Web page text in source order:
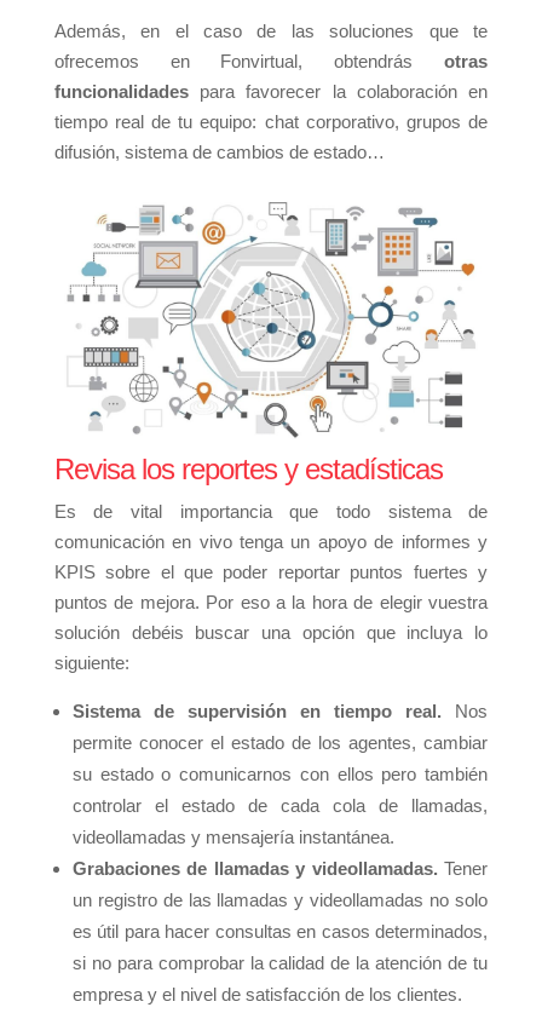
Además, en el caso de las soluciones que te
ofrecemos en Fonvirtual, obtendrásotras
funcionalidadespara favorecer la colaboración en
tiempo real de tu equipo: chat corporativo, grupos de
difusión, sistema de cambios de estado…
Revisa los reportes y estadísticas
Es de vital importancia que todo sistema de
comunicación en vivo tenga un apoyo de informes y
KPIS sobre el que poder reportar puntos fuertes y
puntos de mejora. Por eso a la hora de elegir vuestra
solución debéis buscar una opción que incluya lo
siguiente:
Sistema de supervisión en tiempo real. Nos
permite conocer el estado de los agentes, cambiar
su estado o comunicarnos con ellos pero también
controlar el estado de cada cola de llamadas,
videollamadas y mensajería instantánea.
Grabaciones de llamadas y videollamadas. Tener
un registro de las llamadas y videollamadas no solo
es útil para hacer consultas en casos determinados,
si no para comprobar la calidad de la atención de tu
empresa y el nivel de satisfacción de los clientes.